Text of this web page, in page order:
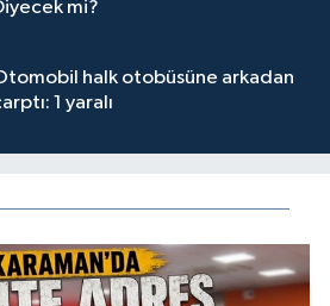
mi?
halk otobüsüne arkadan
1 yaralı